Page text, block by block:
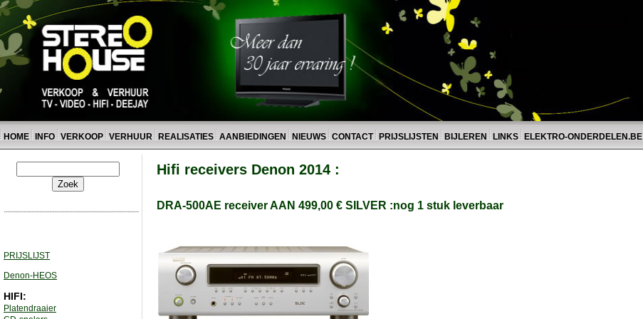
HOME INFO VERKOOP VERHUUR REALISATIES AANBIEDINGEN NIEUWS CONTACT PRIJSLIJSTEN BIJLEREN LINKS ELEKTRO-ONDERDELEN.BE
PRIJSLIJST
Denon-HEOS
HIFI:
Platendraaier
Hifi receivers Denon 2014 :
DRA-500AE receiver AAN 499,00 € SILVER :nog 1 stuk leverbaar